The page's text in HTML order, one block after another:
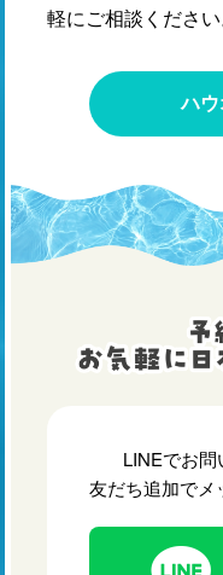
軽にご相談ください
ハ
LINEでお問
友だち追加でメ